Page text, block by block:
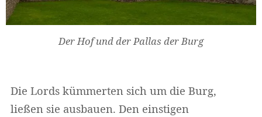
Der Hof und der Pallas der Burg
Die Lords kümmerten sich um die Burg,
ließen sie ausbauen. Den einstigen